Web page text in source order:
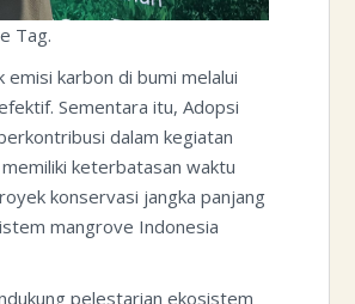
Tag.
karbon di bumi melalui
Sementara itu, Adopsi
dalam kegiatan
keterbatasan waktu
konservasi jangka panjang
mangrove Indonesia
pelestarian ekosistem